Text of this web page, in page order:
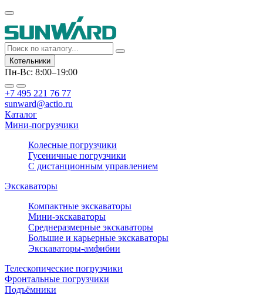
Котельники
Пн-Вс: 8:00–19:00
+7 495 221 76 77
sunward@actio.ru
Каталог
Мини-погрузчики
Колесные погрузчики
Гусеничные погрузчики
С дистанционным управлением
Экскаваторы
Компактные экскаваторы
Мини-экскаваторы
Среднеразмерные экскаваторы
Большие и карьерные экскаваторы
Экскаваторы-амфибии
Телескопические погрузчики
Фронтальные погрузчики
Подъёмники